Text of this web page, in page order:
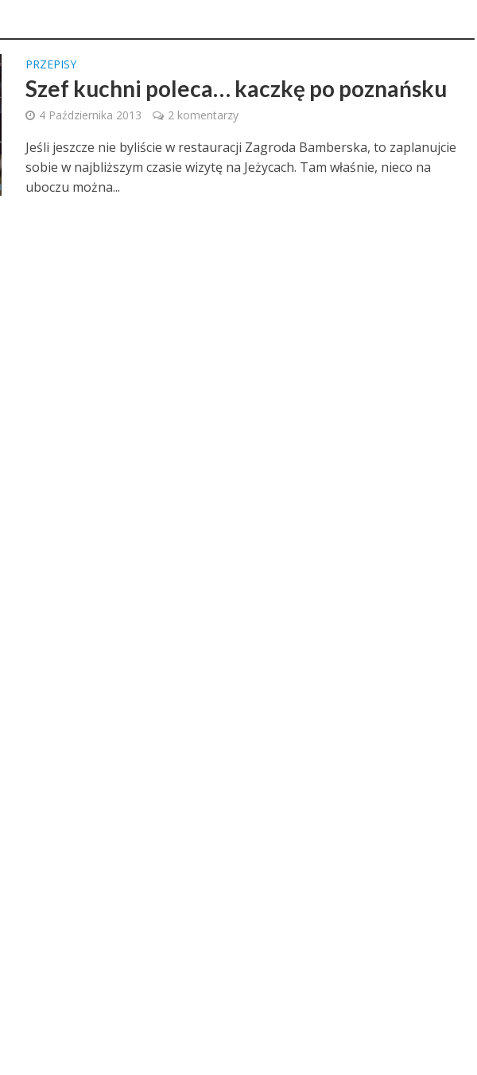
PRZEPISY
Szef kuchni poleca… kaczkę po poznańsku
4 Października 2013 2 komentarzy
Jeśli jeszcze nie byliście w restauracji Zagroda Bamberska, to zaplanujcie
sobie w najbliższym czasie wizytę na Jeżycach. Tam właśnie, nieco na
uboczu można...